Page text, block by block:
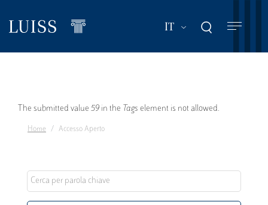
contenuto
IT Mostra ulteriori
Messaggio
di
The submitted value 59 in the Tags element is not allowed.
Home Accesso Aperto